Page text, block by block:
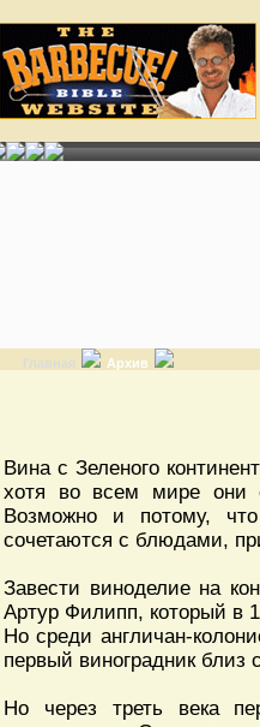
Главная Архив
Вина с Зеленого
хотя во всем мире они
Возможно и потому,
сочетаются с блюдами,
Завести виноделие на
Артур Филипп, который в
Но среди англичан-
первый виноградник близ
Но через треть века